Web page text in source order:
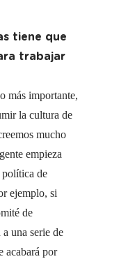
tiene que
trabajar
más importante,
la cultura de
mucho
empieza
política de
ejemplo, si
de
una serie de
acabará por